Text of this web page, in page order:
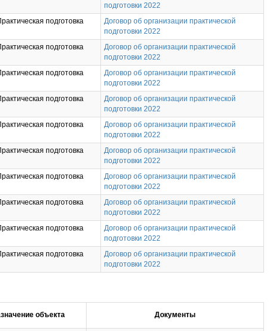
подготовки 2022
подготовка
Договор об организации практической
подготовки 2022
подготовка
Договор об организации практической
подготовки 2022
подготовка
Договор об организации практической
подготовки 2022
подготовка
Договор об организации практической
подготовки 2022
подготовка
Договор об организации практической
подготовки 2022
подготовка
Договор об организации практической
подготовки 2022
подготовка
Договор об организации практической
подготовки 2022
подготовка
Договор об организации практической
подготовки 2022
подготовка
Договор об организации практической
подготовки 2022
подготовка
Договор об организации практической
подготовки 2022
объекта Документы